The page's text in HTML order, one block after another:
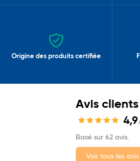
Origine des produits certifiée
Avis clients
4,9/
Basé sur 62 avis.
Voir tous les avis